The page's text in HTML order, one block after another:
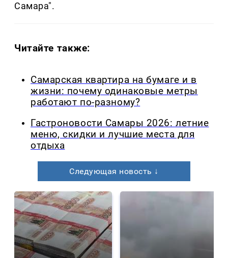
Самара".
Читайте также:
Самарская квартира на бумаге и в
жизни: почему одинаковые метры
работают по-разному?
Гастроновости Самары 2026: летние
меню, скидки и лучшие места для
отдыха
Следующая новость ↓